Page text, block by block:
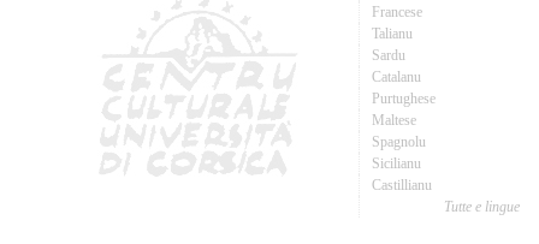
Francese
Talianu
Sardu
Catalanu
Purtughese
Maltese
Spagnolu
Sicilianu
Castillianu
Tutte e lingue